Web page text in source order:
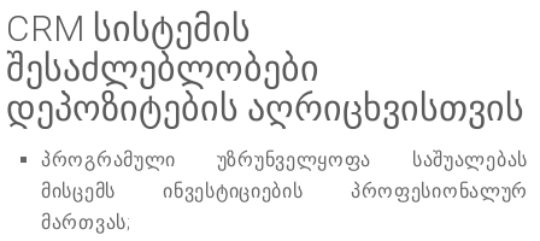
CRM სისტემის
შესაძლებლობები
დეპოზიტების აღრიცხვისთვის
პროგრამული უზრუნველყოფა საშუალებას
მისცემს ინვესტიციების პროფესიონალურ
მართვას;